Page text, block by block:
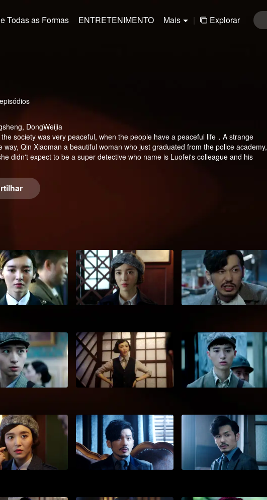
Todas as Formas ENTRETENIMENTO Mais | Explorar
DongWeijia
society was very peaceful, when the people have a peaceful life，A strange
Qin Xiaoman a beautiful woman who just graduated from the police academy,
didn't expect to be a super detective who name is Luofei's colleague and his